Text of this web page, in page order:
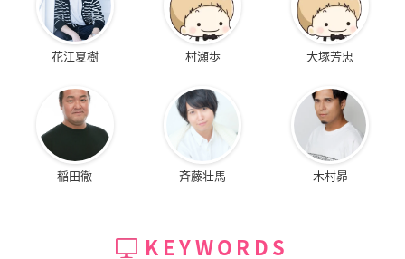
花江夏樹 村瀬歩 大塚芳忠
稲田徹 斉藤壮馬 木村昴
KEYWORDS